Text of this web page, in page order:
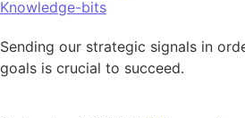
Knowledge-bits
Sending our strategic signals in
goals is crucial to succeed.